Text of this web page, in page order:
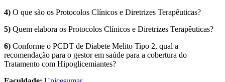
4) O que são os Protocolos Clínicos e Diretrizes Terapêuticas?
5) Quem elabora os Protocolos Clínicos e Diretrizes Terapêuticas?
6) Conforme o PCDT de Diabete Melito Tipo 2, qual a
recomendação para o gestor em saúde para a cobertura do
Tratamento com Hipoglicemiantes?